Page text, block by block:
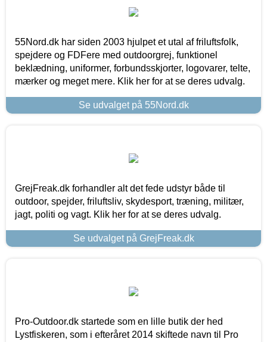
55Nord.dk har siden 2003 hjulpet et utal af friluftsfolk,
spejdere og FDFere med outdoorgrej, funktionel
beklædning, uniformer, forbundsskjorter, logovarer, telte,
mærker og meget mere. Klik her for at se deres udvalg.
Se udvalget på 55Nord.dk
GrejFreak.dk forhandler alt det fede udstyr både til
outdoor, spejder, friluftsliv, skydesport, træning, militær,
jagt, politi og vagt. Klik her for at se deres udvalg.
Se udvalget på GrejFreak.dk
Pro-Outdoor.dk startede som en lille butik der hed
Lystfiskeren, som i efteråret 2014 skiftede navn til Pro